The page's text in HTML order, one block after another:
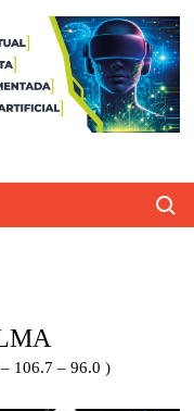
106.7 – 96.0 )